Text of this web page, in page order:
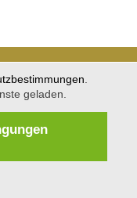
.
geladen.